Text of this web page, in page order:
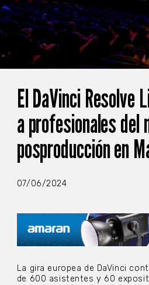
El DaVinci Resolve
a profesionales del
posproducción en
07/06/2024
La gira europea de DaVinci
de 600 asistentes y 60